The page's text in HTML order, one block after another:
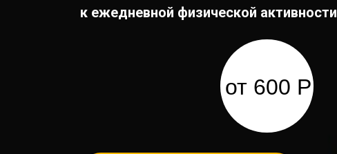
к ежедневной физической активности
от 600 Р